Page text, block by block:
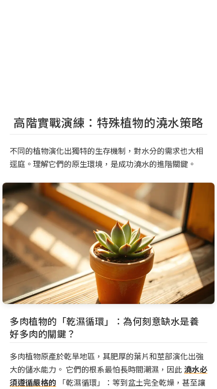
高階實戰演練：特殊植物的澆水策略
不同的植物演化出獨特的生存機制，對水分的需求也大相
逕庭。理解它們的原生環境，是成功澆水的進階關鍵。
多肉植物的「乾濕循環」：為何刻意缺水是養
好多肉的關鍵？
多肉植物原產於乾旱地區，其肥厚的葉片和莖部演化出強
大的儲水能力。 它們的根系最怕長時間潮濕，因此 澆水必
須遵循嚴格的
「乾濕循環」：等到盆土完全乾燥，甚至讓